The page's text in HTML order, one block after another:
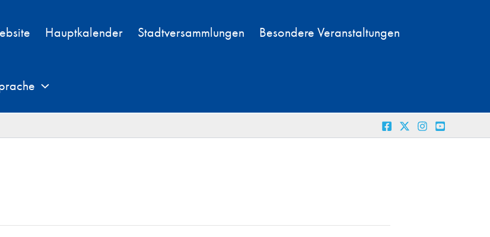
Hauptkalender Stadtversammlungen Besondere Veranstaltungen